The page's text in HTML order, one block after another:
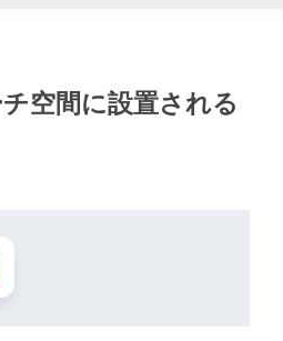
空間に設置される